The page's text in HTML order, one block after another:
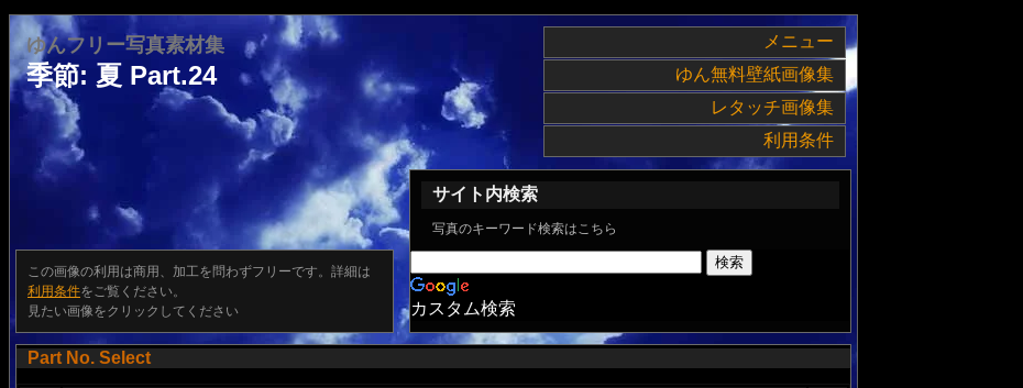
メニュー
ゆん無料壁紙画像集
レタッチ画像集
利用条件
ゆんフリー写真素材集
季節: 夏 Part.24
この画像の利用は商用、加工を問わずフリーです。詳細は
利用条件をご覧ください。
見たい画像をクリックしてください
サイト内検索
写真のキーワード検索はこちら
カスタム検索
Part No. Select